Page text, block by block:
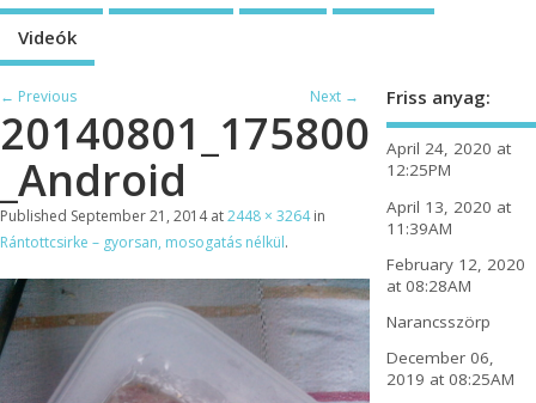
Videók
← Previous Next →
20140801_175800
_Android
Published September 21, 2014at2448 × 3264in
Rántottcsirke – gyorsan, mosogatás nélkül.
Friss anyag:
April 24, 2020 at
12:25PM
April 13, 2020 at
11:39AM
February 12, 2020
at 08:28AM
Narancsszörp
December 06,
2019 at 08:25AM